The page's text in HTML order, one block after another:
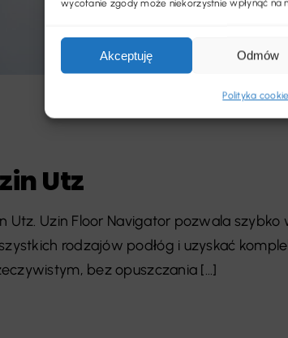
wycofanie zgody może niekorzystnie wpłynąć na
Akceptuję Odmów
Polityka
Utz
Utz. Uzin Floor Navigator pozwala
rodzajów podłóg i uzyskać
bez opuszczania [...]